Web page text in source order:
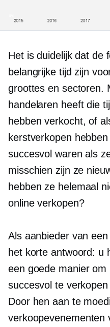
Het is duidelijk dat de
belangrijke tijd zijn
groottes en sectoren.
handelaren heeft die
hebben verkocht, of
kerstverkopen
succesvol waren als
misschien zijn ze
hebben ze helemaal
online verkopen?
Als aanbieder van
het korte antwoord: u
een goede manier
succesvol te
Door hen aan te
verkoopevenementen